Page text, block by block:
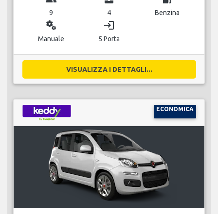
9 4 Benzina
miscellaneous_services
Manuale
login
5 Porta
VISUALIZZA I DETTAGLI...
ECONOMICA